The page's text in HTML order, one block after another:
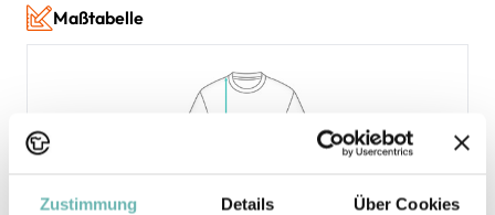
Zustimmung Details Über Cookies
Maßtabelle